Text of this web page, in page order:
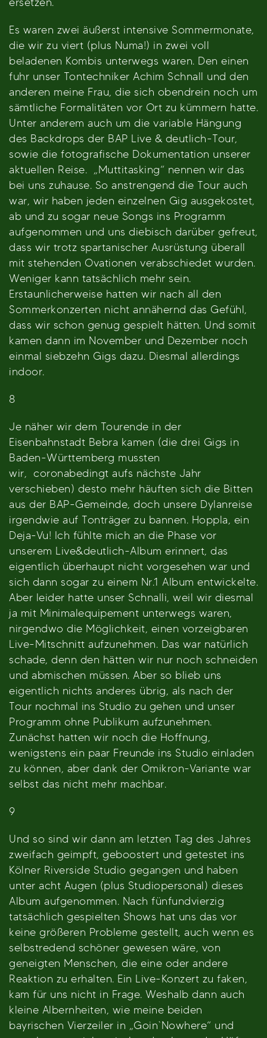
Es waren zwei äußerst intensive Sommermonate,
die wir zu viert (plus Numa!) in zwei voll
beladenen Kombis unterwegs waren. Den einen
fuhr unser Tontechniker Achim Schnall und den
anderen meine Frau, die sich obendrein noch um
sämtliche Formalitäten vor Ort zu kümmern hatte.
Unter anderem auch um die variable Hängung
des Backdrops der BAP Live & deutlich-Tour,
sowie die fotografische Dokumentation unserer
aktuellen Reise. „Muttitasking“ nennen wir das
bei uns zuhause. So anstrengend die Tour auch
war, wir haben jeden einzelnen Gig ausgekostet,
ab und zu sogar neue Songs ins Programm
aufgenommen und uns diebisch darüber gefreut,
dass wir trotz spartanischer Ausrüstung überall
mit stehenden Ovationen verabschiedet wurden.
Weniger kann tatsächlich mehr sein.
Erstaunlicherweise hatten wir nach all den
Sommerkonzerten nicht annähernd das Gefühl,
dass wir schon genug gespielt hätten. Und somit
kamen dann im November und Dezember noch
einmal siebzehn Gigs dazu. Diesmal allerdings
indoor.
8
Je näher wir dem Tourende in der
Eisenbahnstadt Bebra kamen (die drei Gigs in
Baden-Württemberg mussten
wir, coronabedingt aufs nächste Jahr
verschieben) desto mehr häuften sich die Bitten
aus der BAP-Gemeinde, doch unsere Dylanreise
irgendwie auf Tonträger zu bannen. Hoppla, ein
Deja-Vu! Ich fühlte mich an die Phase vor
unserem Live&deutlich-Album erinnert, das
eigentlich überhaupt nicht vorgesehen war und
sich dann sogar zu einem Nr.1 Album entwickelte.
Aber leider hatte unser Schnalli, weil wir diesmal
ja mit Minimalequipement unterwegs waren,
nirgendwo die Möglichkeit, einen vorzeigbaren
Live-Mitschnitt aufzunehmen. Das war natürlich
schade, denn den hätten wir nur noch schneiden
und abmischen müssen. Aber so blieb uns
eigentlich nichts anderes übrig, als nach der
Tour nochmal ins Studio zu gehen und unser
Programm ohne Publikum aufzunehmen.
Zunächst hatten wir noch die Hoffnung,
wenigstens ein paar Freunde ins Studio einladen
zu können, aber dank der Omikron-Variante war
selbst das nicht mehr machbar.
9
Und so sind wir dann am letzten Tag des Jahres
zweifach geimpft, geboostert und getestet ins
Kölner Riverside Studio gegangen und haben
unter acht Augen (plus Studiopersonal) dieses
Album aufgenommen. Nach fünfundvierzig
tatsächlich gespielten Shows hat uns das vor
keine größeren Probleme gestellt, auch wenn es
selbstredend schöner gewesen wäre, von
geneigten Menschen, die eine oder andere
Reaktion zu erhalten. Ein Live-Konzert zu faken,
kam für uns nicht in Frage. Weshalb dann auch
kleine Albernheiten, wie meine beiden
bayrischen Vierzeiler in „Goin`Nowhere“ und